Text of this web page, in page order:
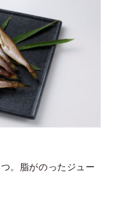
。脂がのったジュー